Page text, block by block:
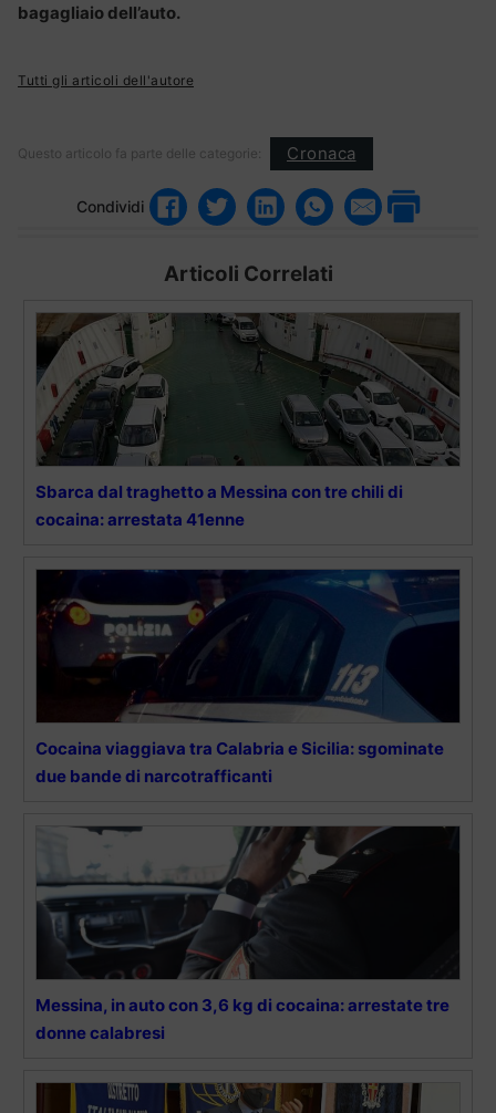
bagagliaio dell’auto.
Tutti gli articoli dell'autore
Questo articolo fa parte delle categorie: Cronaca
Condividi
Articoli Correlati
Sbarca dal traghetto a Messina con tre chili di
cocaina: arrestata 41enne
Cocaina viaggiava tra Calabria e Sicilia: sgominate
due bande di narcotrafficanti
Messina, in auto con 3,6 kg di cocaina: arrestate tre
donne calabresi